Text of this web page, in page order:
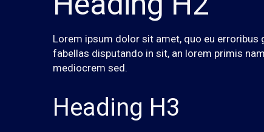
Lorem ipsum dolor sit amet, quo eu
fabellas disputando in sit, an lorem primis
mediocrem sed.
Heading H3